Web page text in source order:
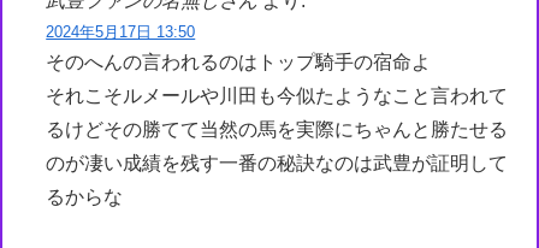
2024年5月17日 13:50
そのへんの言われるのはトップ騎手の宿命よ
それこそルメールや川田も今似たようなこと言われて
るけどその勝てて当然の馬を実際にちゃんと勝たせる
のが凄い成績を残す一番の秘訣なのは武豊が証明して
るからな